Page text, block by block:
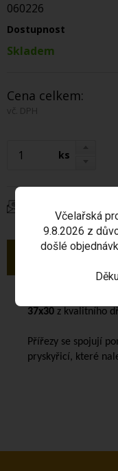
060226
Dostupnost
Skladem
Cena celkem:
vč. DPH
ks
37x30 z kvalitního
Přířezy se spojují
pryskyřicí, které
Včelařská
9.8.2026 z
došlé